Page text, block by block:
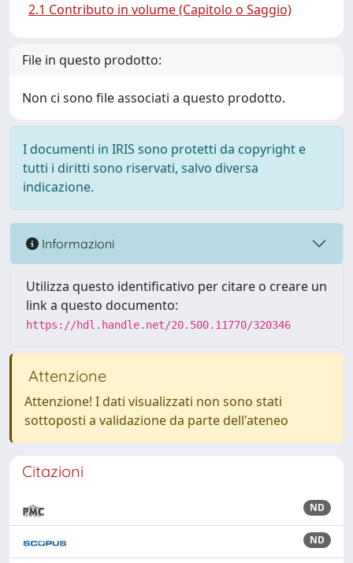
2.1 Contributo in volume (Capitolo o Saggio)
File in questo prodotto:
Non ci sono file associati a questo prodotto.
I documenti in IRIS sono protetti da copyright e
tutti i diritti sono riservati, salvo diversa
indicazione.
Informazioni
Utilizza questo identificativo per citare o creare un
link a questo documento:
https://hdl.handle.net/20.500.11770/320346
Attenzione
Attenzione! I dati visualizzati non sono stati
sottoposti a validazione da parte dell'ateneo
Citazioni
ND
ND